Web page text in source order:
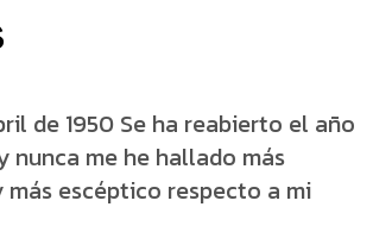
de 1950 Se ha reabierto el año
nunca me he hallado más
más escéptico respecto a mi